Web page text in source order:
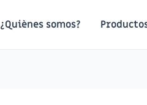
¿Quiènes somos?